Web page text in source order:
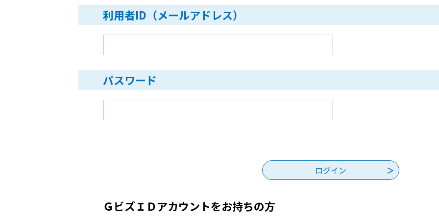
利用者ID（メールアドレス）
パスワード
ＧビズＩＤアカウントをお持ちの方